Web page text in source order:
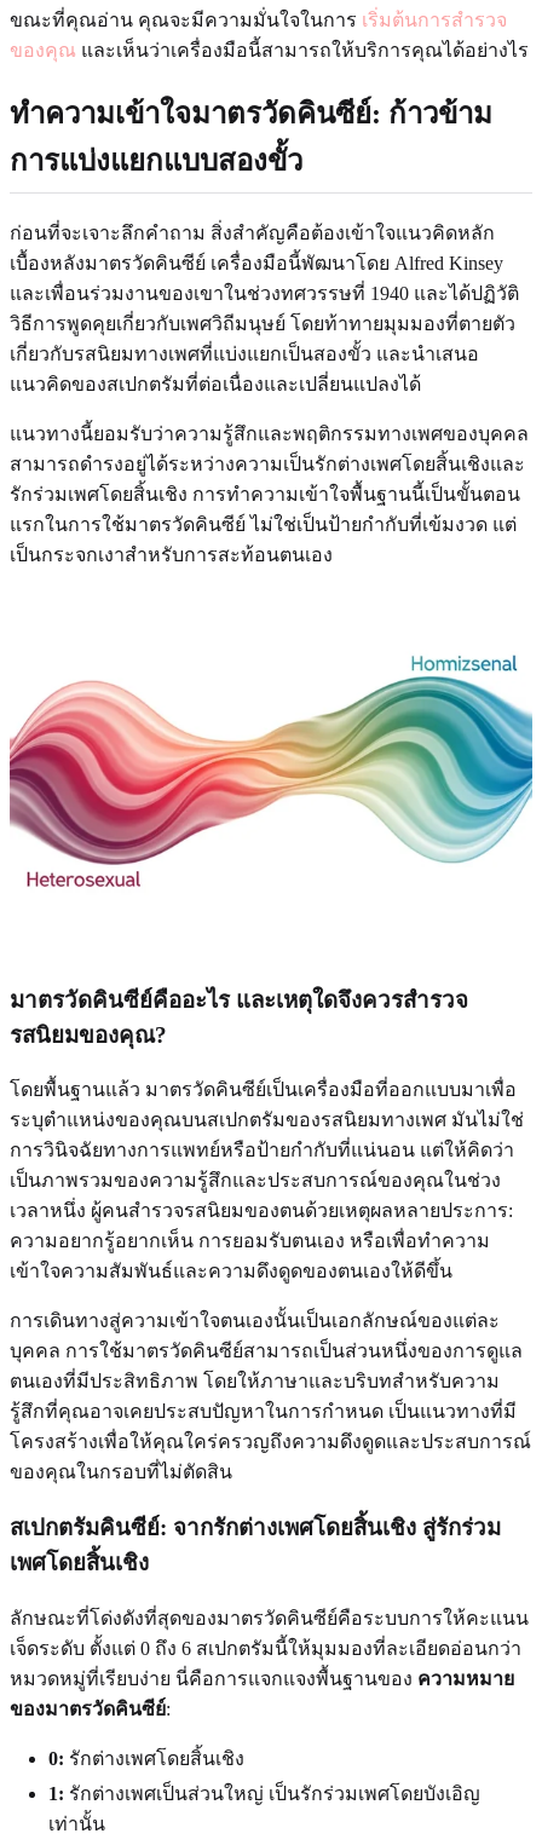
ขณะที่คุณอ่าน คุณจะมีความมั่นใจในการ เริ่มต้นการสำรวจ
ของคุณ และเห็นว่าเครื่องมือนี้สามารถให้บริการคุณได้อย่างไร
ทำความเข้าใจมาตรวัดคินซีย์: ก้าวข้าม
การแบ่งแยกแบบสองขั้ว
ก่อนที่จะเจาะลึกคำถาม สิ่งสำคัญคือต้องเข้าใจแนวคิดหลัก
เบื้องหลังมาตรวัดคินซีย์ เครื่องมือนี้พัฒนาโดย Alfred Kinsey
และเพื่อนร่วมงานของเขาในช่วงทศวรรษที่ 1940 และได้ปฏิวัติ
วิธีการพูดคุยเกี่ยวกับเพศวิถีมนุษย์ โดยท้าทายมุมมองที่ตายตัว
เกี่ยวกับรสนิยมทางเพศที่แบ่งแยกเป็นสองขั้ว และนำเสนอ
แนวคิดของสเปกตรัมที่ต่อเนื่องและเปลี่ยนแปลงได้
แนวทางนี้ยอมรับว่าความรู้สึกและพฤติกรรมทางเพศของบุคคล
สามารถดำรงอยู่ได้ระหว่างความเป็นรักต่างเพศโดยสิ้นเชิงและ
รักร่วมเพศโดยสิ้นเชิง การทำความเข้าใจพื้นฐานนี้เป็นขั้นตอน
แรกในการใช้มาตรวัดคินซีย์ ไม่ใช่เป็นป้ายกำกับที่เข้มงวด แต่
เป็นกระจกเงาสำหรับการสะท้อนตนเอง
มาตรวัดคินซีย์คืออะไร และเหตุใดจึงควรสำรวจ
รสนิยมของคุณ?
โดยพื้นฐานแล้ว มาตรวัดคินซีย์เป็นเครื่องมือที่ออกแบบมาเพื่อ
ระบุตำแหน่งของคุณบนสเปกตรัมของรสนิยมทางเพศ มันไม่ใช่
การวินิจฉัยทางการแพทย์หรือป้ายกำกับที่แน่นอน แต่ให้คิดว่า
เป็นภาพรวมของความรู้สึกและประสบการณ์ของคุณในช่วง
เวลาหนึ่ง ผู้คนสำรวจรสนิยมของตนด้วยเหตุผลหลายประการ:
ความอยากรู้อยากเห็น การยอมรับตนเอง หรือเพื่อทำความ
เข้าใจความสัมพันธ์และความดึงดูดของตนเองให้ดีขึ้น
การเดินทางสู่ความเข้าใจตนเองนั้นเป็นเอกลักษณ์ของแต่ละ
บุคคล การใช้มาตรวัดคินซีย์สามารถเป็นส่วนหนึ่งของการดูแล
ตนเองที่มีประสิทธิภาพ โดยให้ภาษาและบริบทสำหรับความ
รู้สึกที่คุณอาจเคยประสบปัญหาในการกำหนด เป็นแนวทางที่มี
โครงสร้างเพื่อให้คุณใคร่ครวญถึงความดึงดูดและประสบการณ์
ของคุณในกรอบที่ไม่ตัดสิน
สเปกตรัมคินซีย์: จากรักต่างเพศโดยสิ้นเชิง สู่รักร่วม
เพศโดยสิ้นเชิง
ลักษณะที่โด่งดังที่สุดของมาตรวัดคินซีย์คือระบบการให้คะแนน
เจ็ดระดับ ตั้งแต่ 0 ถึง 6 สเปกตรัมนี้ให้มุมมองที่ละเอียดอ่อนกว่า
หมวดหมู่ที่เรียบง่าย นี่คือการแจกแจงพื้นฐานของ ความหมาย
ของมาตรวัดคินซีย์:
0: รักต่างเพศโดยสิ้นเชิง
1: รักต่างเพศเป็นส่วนใหญ่ เป็นรักร่วมเพศโดยบังเอิญ
เท่านั้น